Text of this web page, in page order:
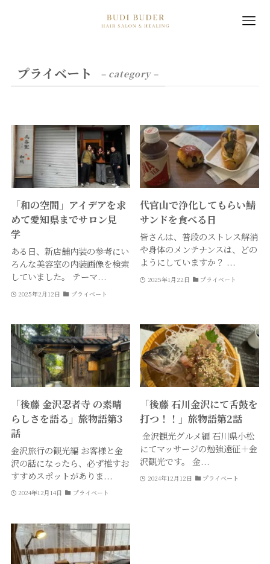
プライベート – category –
「和の空間」アイデアを求
めて愛知県までサロン見
学
ある日、新店舗内装の参考にい
ろんな美容室の内装画像を検索
していました。 テーマ...
2025年2月12日 プライベート
代官山で浄化してもらい鯖
サンドを食べる日
皆さんは、普段のストレス解消
や身体のメンテナンスは、どの
ようにしていますか？ ...
2025年1月22日 プライベート
「後藤 金沢忍者寺 の素晴
らしさを語る」旅物語第3
話
金沢旅行の観光編 お客様と金
沢の話になったら、必ず推すお
すすめスポットがありま...
2024年12月14日 プライベート
「後藤 石川金沢にて舌鼓を
打つ！！」旅物語第2話
金沢観光グルメ編 石川県小松
にてマッサージの勉強遠征＋金
沢観光です。 金...
2024年12月12日 プライベート